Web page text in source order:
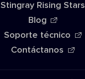
Stingray Rising Stars
Blog
Soporte técnico
Contáctanos